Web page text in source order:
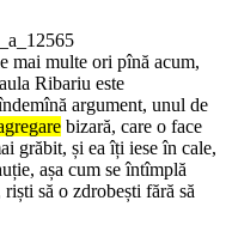
mai multe ori pînă acum,
Ribariu este
argument, unul de
bizară, care o face
grăbit, și ea îți iese în cale,
așa cum se întîmplă
să o zdrobești fără să